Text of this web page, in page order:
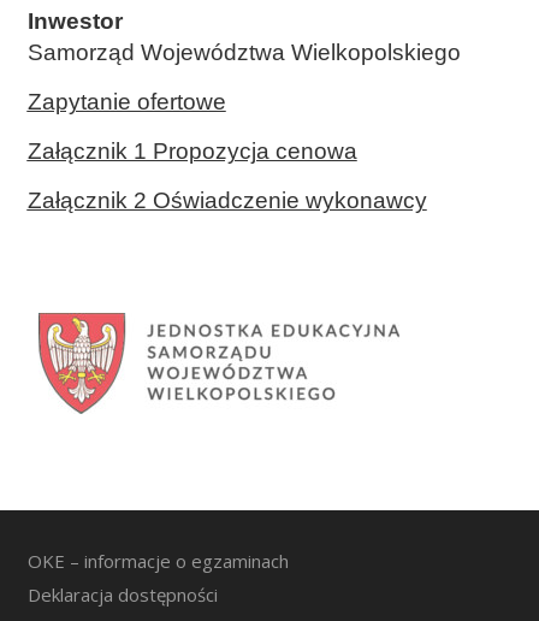
Inwestor
Samorząd Województwa Wielkopolskiego
Zapytanie ofertowe
Załącznik 1 Propozycja cenowa
Załącznik 2 Oświadczenie wykonawcy
OKE – informacje o egzaminach
Deklaracja dostępności